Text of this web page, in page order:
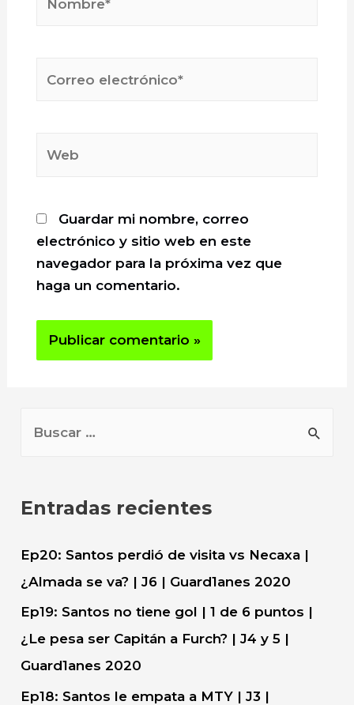
electrónico*
Guardar mi nombre, correo
electrónico y sitio web en este
navegador para la próxima vez que
haga un comentario.
c
r
:
Entradas recientes
Ep20: Santos perdió de visita vs Necaxa |
¿Almada se va? | J6 | Guard1anes 2020
Ep19: Santos no tiene gol | 1 de 6 puntos |
¿Le pesa ser Capitán a Furch? | J4 y 5 |
Guard1anes 2020
Ep18: Santos le empata a MTY | J3 |